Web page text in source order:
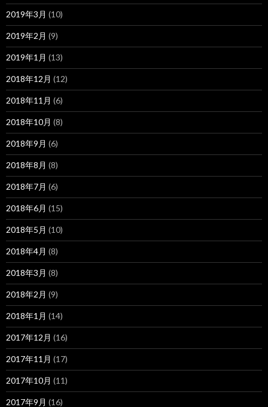
2019年3月 (10)
2019年2月 (9)
2019年1月 (13)
2018年12月 (12)
2018年11月 (6)
2018年10月 (8)
2018年9月 (6)
2018年8月 (8)
2018年7月 (6)
2018年6月 (15)
2018年5月 (10)
2018年4月 (8)
2018年3月 (8)
2018年2月 (9)
2018年1月 (14)
2017年12月 (16)
2017年11月 (17)
2017年10月 (11)
2017年9月 (16)